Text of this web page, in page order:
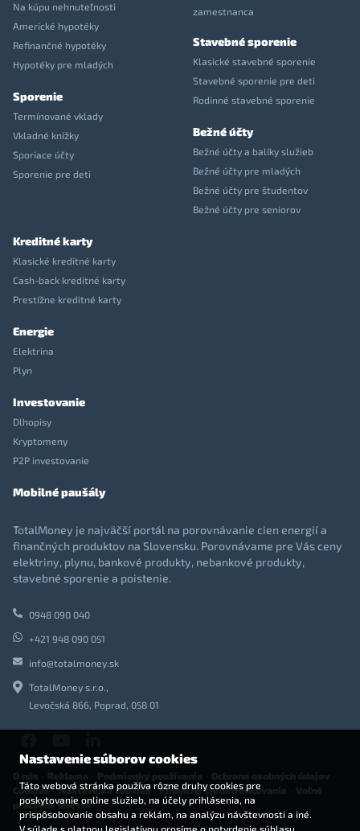
Na kúpu nehnuteľnosti
Americké hypotéky
Refinančné hypotéky
Hypotéky pre mladých
Sporenie
Termínované vklady
Vkladné knížky
Sporiace účty
Sporenie pre deti
zamestnanca
Stavebné sporenie
Klasické stavebné sporenie
Stavebné sporenie pre deti
Rodinné stavebné sporenie
Bežné účty
Bežné účty a balíky služieb
Bežné účty pre mladých
Bežné účty pre študentov
Bežné účty pre seniorov
Kreditné karty
Klasické kreditné karty
Cash-back kreditné karty
Prestížne kreditné karty
Energie
Elektrina
Plyn
Investovanie
Dlhopisy
Kryptomeny
P2P investovanie
Mobilné paušály
TotalMoney je najväčší portál na porovnávanie cien energií a
finančných produktov na Slovensku. Porovnávame pre Vás ceny
elektriny, plynu, bankové produkty, nebankové produkty,
stavebné sporenie a poistenie.
0948 090 040
+421 948 090 051
info@totalmoney.sk
TotalMoney s.r.o.,
Levočská 866, Poprad, 058 01
Cookies-Nastavenia cookies -Finančné sprostredkovanie
pracovné miesta
Nastavenie súborov cookies
Táto webová stránka používa rôzne druhy cookies pre
poskytovanie online služieb, na účely prihlásenia, na
prispôsobovanie obsahu a reklám, na analýzu návštevnosti a iné.
V súlade s platnou legislatívou prosíme o potvrdenie súhlasu